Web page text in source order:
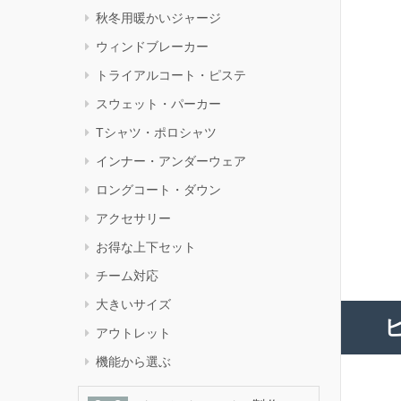
秋冬用暖かいジャージ
ウィンドブレーカー
トライアルコート・ピステ
スウェット・パーカー
Tシャツ・ポロシャツ
インナー・アンダーウェア
ロングコート・ダウン
アクセサリー
お得な上下セット
チーム対応
大きいサイズ
アウトレット
機能から選ぶ